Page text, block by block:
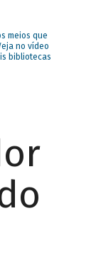
meios que
no vídeo
bibliotecas